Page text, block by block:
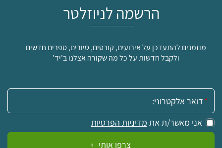
הרשמה לניוזלטר
מוזמנים להתעדכן על אירועים, קורסים, סיורים, ספרים חדשים
ולקבל חדשות על כל מה שקורה אצלנו ב'יד'
אימייל:
אני מאשר/ת את מדיניות הפרטיות
צרפו אותי